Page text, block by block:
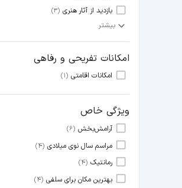
بازدید از آثار هنری (3)
بیشتر
امکانات تفریحی و رفاهی
امکانات اقامتی (1)
ویژگی خاص
آرامش‌بخش (6)
مراسم سال نوی میلادی (4)
رمانتیک (4)
بهترین مکان برای سلفی (4)